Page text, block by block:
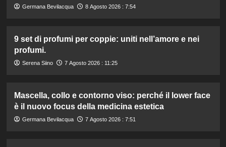
Germana Bevilacqua 8 Agosto 2026 : 7:54
9 set di profumi per coppie: uniti nell’amore e nei
profumi.
Serena Siino 7 Agosto 2026 : 11:25
Mascella, collo e contorno viso: perché il lower face
è il nuovo focus della medicina estetica
Germana Bevilacqua 7 Agosto 2026 : 7:51